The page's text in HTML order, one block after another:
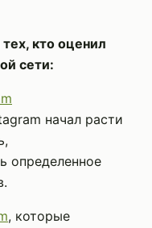
кто оценил
сети:
начал расти
определенное
, которые